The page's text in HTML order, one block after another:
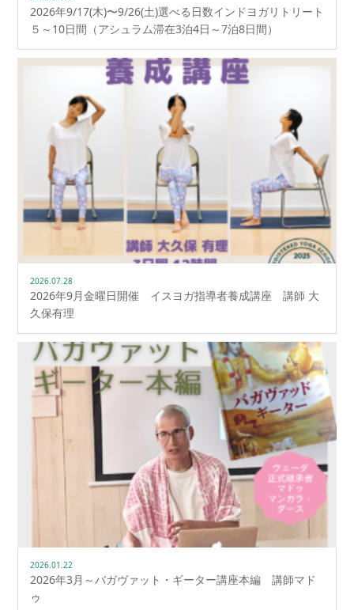
2026.05.09
2026年9/17(木)〜9/26(土)選べる日数インドヨガリトリート
５～10日間（アシュラム滞在3泊4日～7泊8日間）
2026.07.28
2026年9月金曜日開催 イスヨガ指導者養成講座 講師 大
久保有理
2026.01.22
2026年3月～バガヴァット・ギーター講座本編 講師マド
ゥ